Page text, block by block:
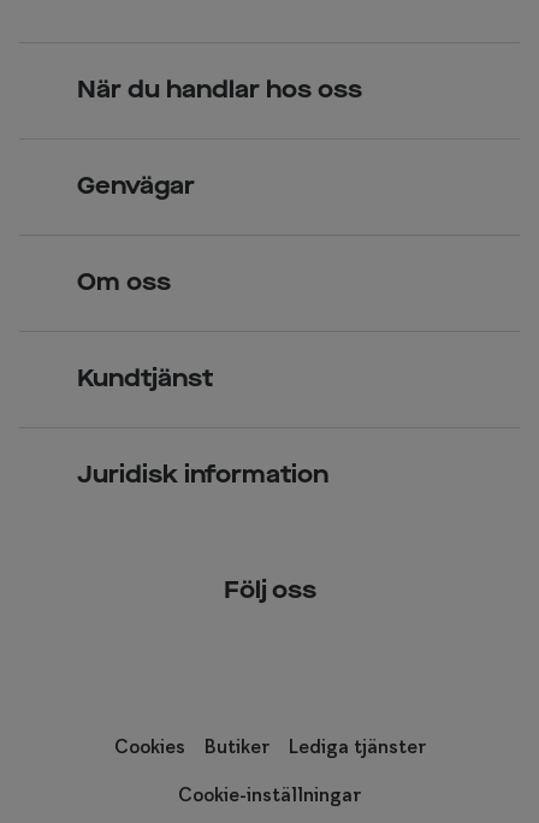
När du handlar hos oss
Över 70 butiker
Genvägar
Kontaktlinser
Om oss
Kundtjänst
Juridisk information
Följ oss
Cookies Butiker Lediga tjänster
Cookie-inställningar